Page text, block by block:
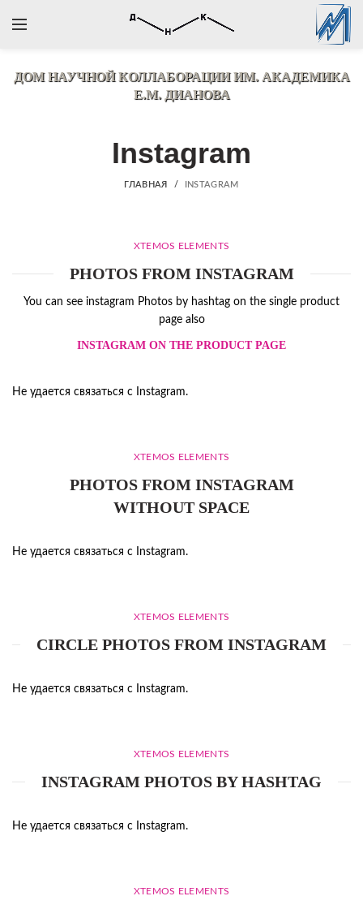
ДОМ НАУЧНОЙ КОЛЛАБОРАЦИИИМ. АКАДЕМИКА
Е.М. ДИАНОВА
Instagram
ГЛАВНАЯ INSTAGRAM
XTEMOS ELEMENTS
PHOTOS FROM INSTAGRAM
You can see instagram Photos by hashtag on the single product
page also
INSTAGRAM ON THE PRODUCT PAGE
Не удается связаться с Instagram.
XTEMOS ELEMENTS
PHOTOS FROM INSTAGRAM
WITHOUT SPACE
Не удается связаться с Instagram.
XTEMOS ELEMENTS
CIRCLE PHOTOS FROM INSTAGRAM
Не удается связаться с Instagram.
XTEMOS ELEMENTS
INSTAGRAM PHOTOS BY HASHTAG
Не удается связаться с Instagram.
XTEMOS ELEMENTS